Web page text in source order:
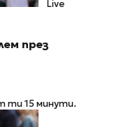
Live
през
ти 15 минути.